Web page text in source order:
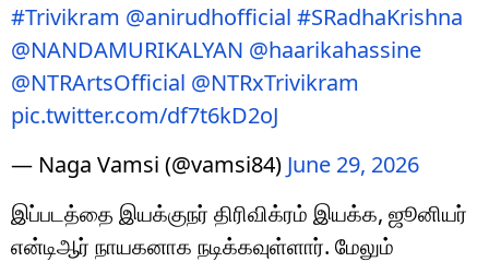
#Trivikram @anirudhofficial #SRadhaKrishna
@NANDAMURIKALYAN @haarikahassine
@NTRArtsOfficial @NTRxTrivikram
pic.twitter.com/df7t6kD2oJ
— Naga Vamsi (@vamsi84) June 29, 2026
இப்படத்தை இயக்குநர் திரிவிக்ரம் இயக்க, ஜூனியர்
என்டிஆர் நாயகனாக நடிக்கவுள்ளார். மேலும்